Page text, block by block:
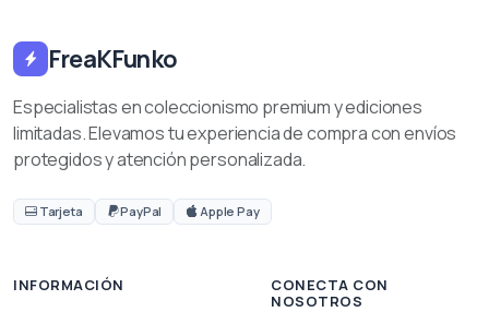
FreaKFunko
Especialistas en coleccionismo premium y ediciones
limitadas. Elevamos tu experiencia de compra con envíos
protegidos y atención personalizada.
Tarjeta PayPal Apple Pay
INFORMACIÓN
CONECTA CON
NOSOTROS